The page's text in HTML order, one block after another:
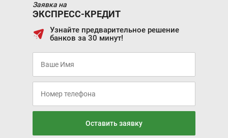
Заявка на
ЭКСПРЕСС-КРЕДИТ
Узнайте предварительное решение
банков за 30 минут!
Оставить заявку